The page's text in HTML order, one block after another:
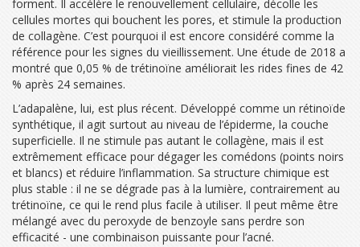
forment. Il accélère le renouvellement cellulaire, décolle les
cellules mortes qui bouchent les pores, et stimule la production
de collagène. C’est pourquoi il est encore considéré comme la
référence pour les signes du vieillissement. Une étude de 2018 a
montré que 0,05 % de trétinoïne améliorait les rides fines de 42
% après 24 semaines.
L’adapalène, lui, est plus récent. Développé comme un rétinoïde
synthétique, il agit surtout au niveau de l’épiderme, la couche
superficielle. Il ne stimule pas autant le collagène, mais il est
extrêmement efficace pour dégager les comédons (points noirs
et blancs) et réduire l’inflammation. Sa structure chimique est
plus stable : il ne se dégrade pas à la lumière, contrairement au
trétinoïne, ce qui le rend plus facile à utiliser. Il peut même être
mélangé avec du peroxyde de benzoyle sans perdre son
efficacité - une combinaison puissante pour l’acné.